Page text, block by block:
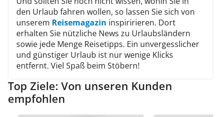
den Urlaub fahren wollen, so lassen Sie sich von
unserem Reisemagazin inspiririeren. Dort
erhalten Sie nützliche News zu Urlaubsländern
sowie jede Menge Reisetipps. Ein unvergesslicher
und günstiger Urlaub ist nur wenige Klicks
entfernt. Viel Spaß beim Stöbern!
Top Ziele: Von unseren Kunden
empfohlen